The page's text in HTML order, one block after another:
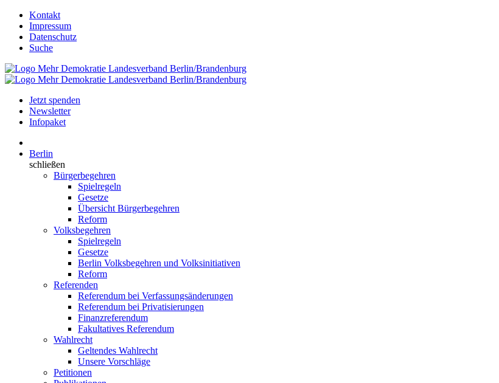
Kontakt
Impressum
Datenschutz
Suche
Jetzt spenden
Newsletter
Infopaket
Berlin
schließen
Bürgerbegehren
Spielregeln
Gesetze
Übersicht Bürgerbegehren
Reform
Volksbegehren
Spielregeln
Gesetze
Berlin Volksbegehren und Volksinitiativen
Reform
Referenden
Referendum bei Verfassungsänderungen
Referendum bei Privatisierungen
Finanzreferendum
Fakultatives Referendum
Wahlrecht
Geltendes Wahlrecht
Unsere Vorschläge
Petitionen